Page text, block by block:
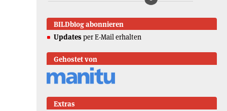
BILDblog abonnieren
Updates per E-Mail erhalten
Gehostet von
Extras